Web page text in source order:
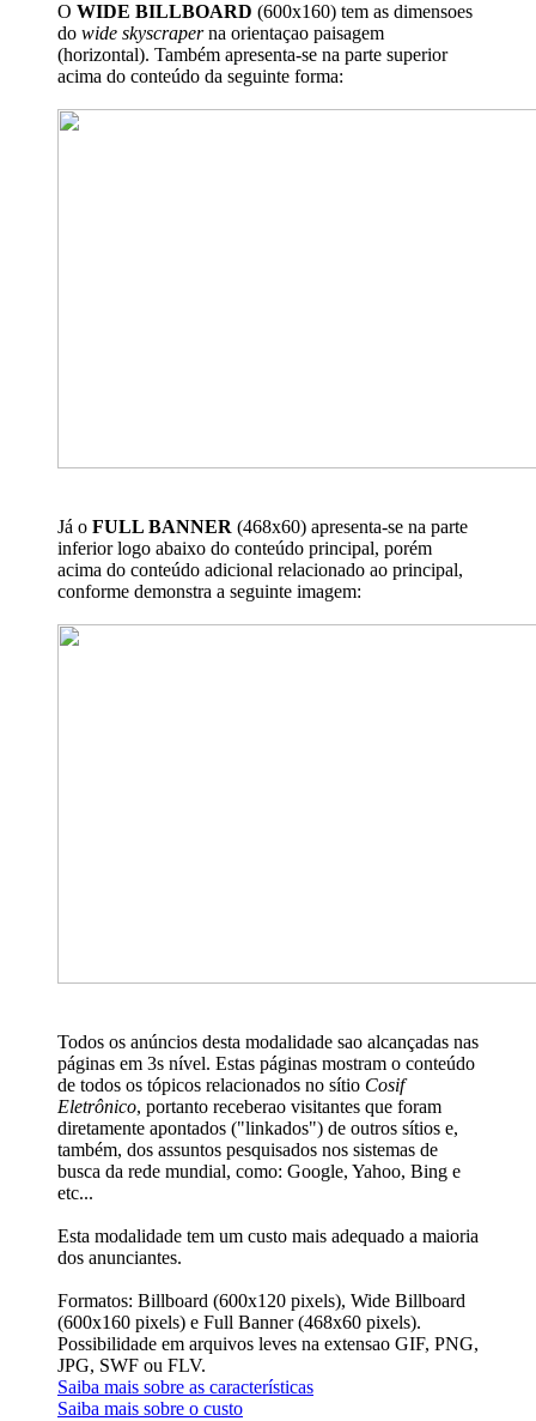
O WIDE BILLBOARD (600x160) tem as dimensoes
do wide skyscraperna orientaçao paisagem
(horizontal). Também apresenta-se na parte superior
acima do conteúdo da seguinte forma:
Já o FULL BANNER (468x60) apresenta-se na parte
inferior logo abaixo do conteúdo principal, porém
acima do conteúdo adicional relacionado ao principal,
conforme demonstra a seguinte imagem:
Todos os anúncios desta modalidade sao alcançadas nas
páginas em 3s nível. Estas páginas mostram o conteúdo
de todos os tópicos relacionados no sítio Cosif
Eletrônico, portanto receberao visitantes que foram
diretamente apontados ("linkados") de outros sítios e,
também, dos assuntos pesquisados nos sistemas de
busca da rede mundial, como: Google, Yahoo, Bing e
etc...
Esta modalidade tem um custo mais adequado a maioria
dos anunciantes.
Formatos: Billboard (600x120 pixels), Wide Billboard
(600x160 pixels) e Full Banner (468x60 pixels).
Possibilidade em arquivos leves na extensao GIF, PNG,
JPG, SWF ou FLV.
Saiba mais sobre as características
Saiba mais sobre o custo